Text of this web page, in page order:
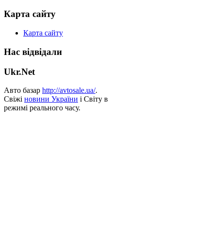
Карта сайту
Карта сайту
Нас відвідали
Ukr.Net
Авто базар http://avtosale.ua/.
Свіжі новини України і Світу в
режимі реального часу.